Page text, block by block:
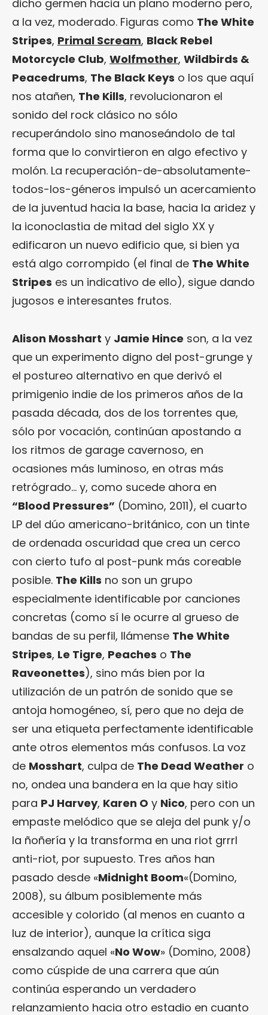
dicho germen hacia un plano moderno pero,
a la vez, moderado. Figuras como The White
Stripes, Primal Scream, Black Rebel
Motorcycle Club, Wolfmother, Wildbirds &
Peacedrums, The Black Keys o los que aquí
nos atañen, The Kills, revolucionaron el
sonido del rock clásico no sólo
recuperándolo sino manoseándolo de tal
forma que lo convirtieron en algo efectivo y
molón. La recuperación-de-absolutamente-
todos-los-géneros impulsó un acercamiento
de la juventud hacia la base, hacia la aridez y
la iconoclastia de mitad del siglo XX y
edificaron un nuevo edificio que, si bien ya
está algo corrompido (el final de The White
Stripes es un indicativo de ello), sigue dando
jugosos e interesantes frutos.
Alison Mosshart y Jamie Hince son, a la vez
que un experimento digno del post-grunge y
el postureo alternativo en que derivó el
primigenio indie de los primeros años de la
pasada década, dos de los torrentes que,
sólo por vocación, continúan apostando a
los ritmos de garage cavernoso, en
ocasiones más luminoso, en otras más
retrógrado… y, como sucede ahora en
“Blood Pressures” (Domino, 2011), el cuarto
LP del dúo americano-británico, con un tinte
de ordenada oscuridad que crea un cerco
con cierto tufo al post-punk más coreable
posible. The Kills no son un grupo
especialmente identificable por canciones
concretas (como sí le ocurre al grueso de
bandas de su perfil, llámense The White
Stripes, Le Tigre, Peaches o The
Raveonettes), sino más bien por la
utilización de un patrón de sonido que se
antoja homogéneo, sí, pero que no deja de
ser una etiqueta perfectamente identificable
ante otros elementos más confusos. La voz
de Mosshart, culpa de The Dead Weather o
no, ondea una bandera en la que hay sitio
para PJ Harvey, Karen O y Nico, pero con un
empaste melódico que se aleja del punk y/o
la ñoñería y la transforma en una riot grrrl
anti-riot, por supuesto. Tres años han
pasado desde «Midnight Boom«(Domino,
2008), su álbum posiblemente más
accesible y colorido (al menos en cuanto a
luz de interior), aunque la crítica siga
ensalzando aquel «No Wow» (Domino, 2008)
como cúspide de una carrera que aún
continúa esperando un verdadero
relanzamiento hacia otro estadio en cuanto